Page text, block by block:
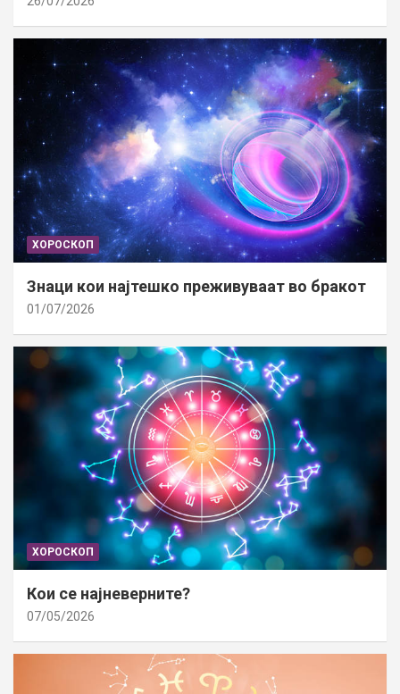
ХОРОСКОП
Знаци кои најтешко преживуваат во бракот
01/07/2026
ХОРОСКОП
Кои се најневерните?
07/05/2026